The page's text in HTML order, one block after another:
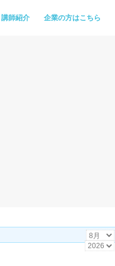
講師紹介 企業の方はこちら